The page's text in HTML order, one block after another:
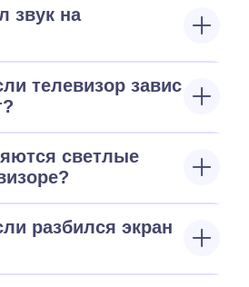
звук на
телевизор завис
светлые
разбился экран